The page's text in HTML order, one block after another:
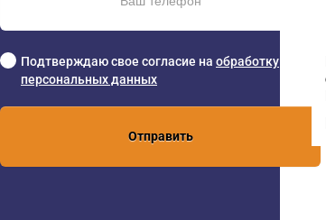
Подтверждаю свое согласие на обработку
персональных данных
Отправить